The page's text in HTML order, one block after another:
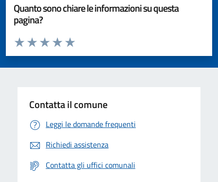
Quanto sono chiare le informazioni su questa
pagina?
Valuta da 1 a 5 stelle la pagina
Valuta 5 stelle su 5
Valuta 4 stelle su 5
Valuta 3 stelle su 5
Valuta 2 stelle su 5
Valuta 1 stelle su 5
Contatta il comune
Leggi le domande frequenti
Richiedi assistenza
Contatta gli uffici comunali